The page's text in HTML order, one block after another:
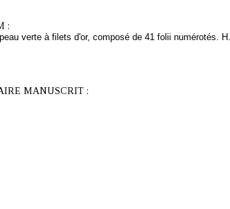
:
verte à filets d'or, composé de 41 folii numérotés.
MANUSCRIT :